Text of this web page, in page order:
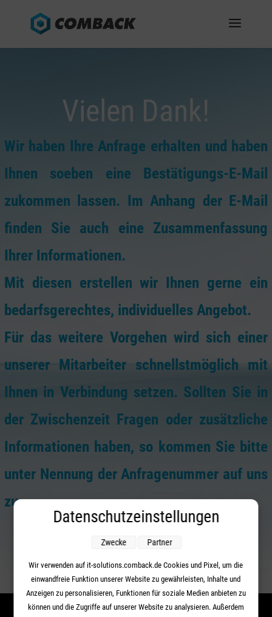
Vielen Dank!
Wir haben Ihre Anfrage erhalten und haben
Ihnen soeben eine Bestätigungs-E-Mail
zukommen lassen. Im Anhang der E-Mail
finden Sie auch eine Zusammenfassung
Ihrer Informationen.
Mit diesen erstellen wir Ihnen gerne ein
bedarfsgerechtes, individuelles Angebot.
Für das weitere Vorgehen wird sich einer
unserer Mitarbeiter schnellstmöglich mit
Ihnen in Verbindung setzen. Sollten Sie in
der Zwischenzeit Fragen oder zusätzliche
Informationen haben, so kommen Sie bitte
unter Nennung der Anfragenummer auf uns
zu.
Your content goes here. Edit or remove this text inline or in
the module Content settings. You can also style every
aspect of this content in the module Design settings and
Datenschutzeinstellungen
Wir verwenden auf it-solutions.comback.de Cookies und Pixel, um die
einwandfreie Funktion unserer Website zu gewährleisten, Inhalte und
Anzeigen zu personalisieren, Funktionen für soziale Medien anbieten zu
können und die Zugriffe auf unserer Website zu analysieren. Außerdem
Zwecke Partner